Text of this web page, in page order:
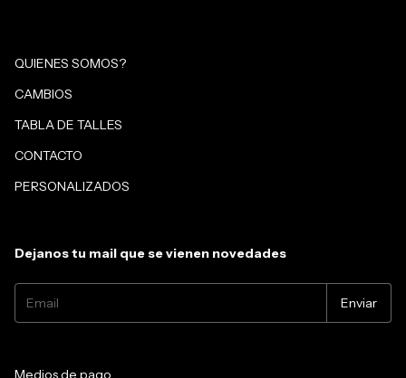
QUIENES SOMOS?
CAMBIOS
TABLA DE TALLES
CONTACTO
PERSONALIZADOS
Dejanos tu mail que se vienen novedades
Medios de pago